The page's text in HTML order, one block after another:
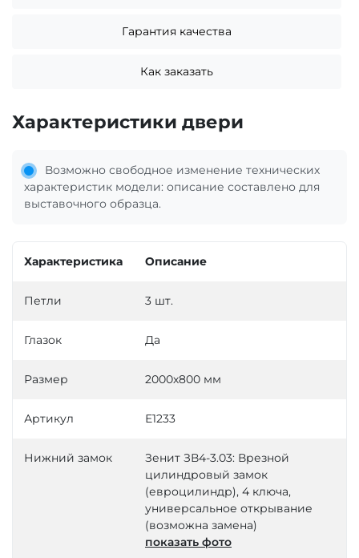
Гарантия качества
Как заказать
Характеристики двери
Возможно свободное изменение технических
характеристик модели: описание составлено для
выставочного образца.
Характеристика Описание
Петли 3 шт.
Глазок Да
Размер 2000х800 мм
Артикул Е1233
Нижний замок
Зенит ЗВ4-3.03: Врезной
цилиндровый замок
(евроцилиндр), 4 ключа,
универсальное открывание
(возможна замена)
показать фото